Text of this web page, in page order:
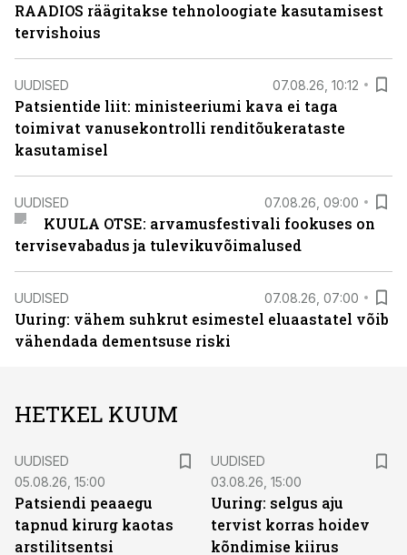
RAADIOS räägitakse tehnoloogiate kasutamisest
tervishoius
UUDISED 07.08.26, 10:12
Patsientide liit: ministeeriumi kava ei taga
toimivat vanusekontrolli renditõukerataste
kasutamisel
UUDISED 07.08.26, 09:00
KUULA OTSE: arvamusfestivali fookuses on
tervisevabadus ja tulevikuvõimalused
UUDISED 07.08.26, 07:00
Uuring: vähem suhkrut esimestel eluaastatel võib
vähendada dementsuse riski
HETKEL KUUM
UUDISED
05.08.26, 15:00
Patsiendi peaaegu
tapnud kirurg kaotas
arstilitsentsi
UUDISED
03.08.26, 15:00
Uuring: selgus aju
tervist korras hoidev
kõndimise kiirus